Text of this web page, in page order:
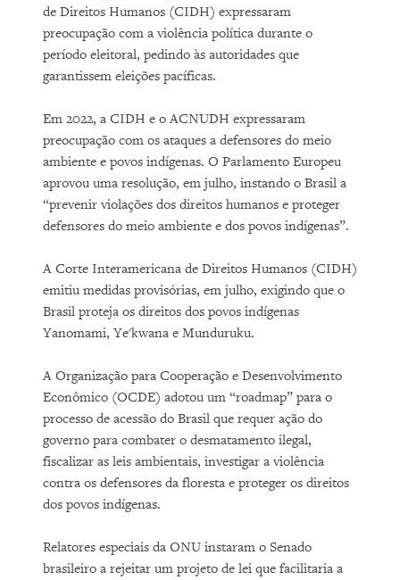
de Direitos Humanos (CIDH) expressaram
preocupação com a violência política durante o
período eleitoral, pedindo às autoridades que
garantissem eleições pacíficas.
Em 2022, a CIDH e o ACNUDH expressaram
preocupação com os ataques a defensores do meio
ambiente e povos indígenas. O Parlamento Europeu
aprovou uma resolução, em julho, instando o Brasil a
“prevenir violações dos direitos humanos e proteger
defensores do meio ambiente e dos povos indígenas”.
A Corte Interamericana de Direitos Humanos (CIDH)
emitiu medidas provisórias, em julho, exigindo que o
Brasil proteja os direitos dos povos indígenas
Yanomami, Ye'kwana e Munduruku.
A Organização para Cooperação e Desenvolvimento
Econômico (OCDE) adotou um “roadmap” para o
processo de acessão do Brasil que requer ação do
governo para combater o desmatamento ilegal,
fiscalizar as leis ambientais, investigar a violência
contra os defensores da floresta e proteger os direitos
dos povos indígenas.
Relatores especiais da ONU instaram o Senado
brasileiro a rejeitar um projeto de lei que facilitaria a